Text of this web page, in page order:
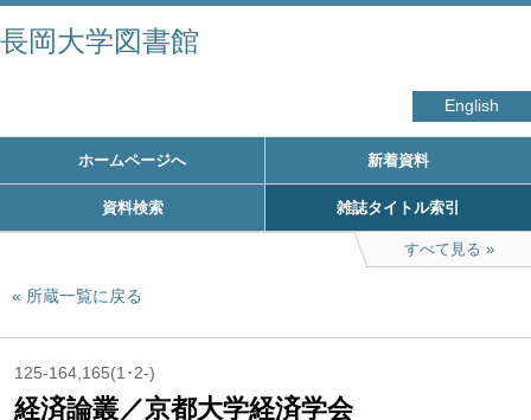
長岡大学図書館
English
ホームページへ 新着資料
資料検索 雑誌タイトル索引
すべて見る
所蔵一覧に戻る
125-164,165(1･2-)
経済論叢／京都大学経済学会